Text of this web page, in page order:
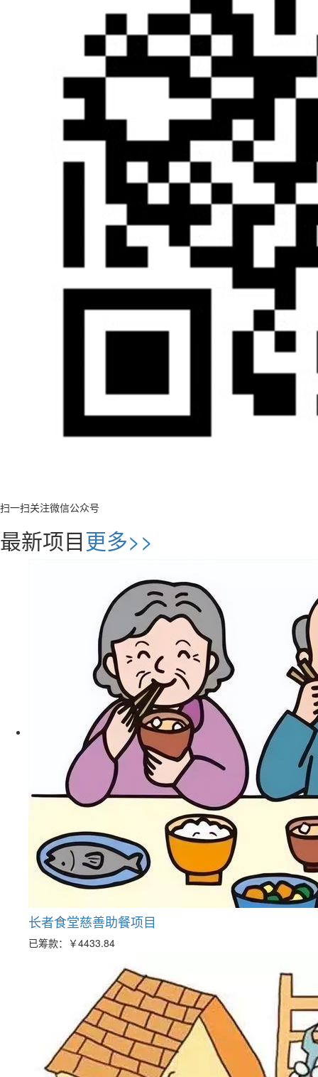
扫一扫关注微信公众号
最新项目更多>>
长者食堂慈善助餐项目
已筹款： ￥4433.84